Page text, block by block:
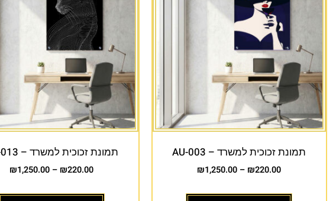
תמונת זכוכית למשרד – AU-003
₪220.00
–
₪1,250.00
תמונת זכוכית למשרד – AU-013
₪220.00
–
₪1,250.00